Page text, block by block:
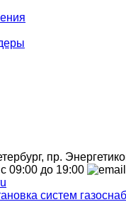
пр.
09:00 до 19:00
систем